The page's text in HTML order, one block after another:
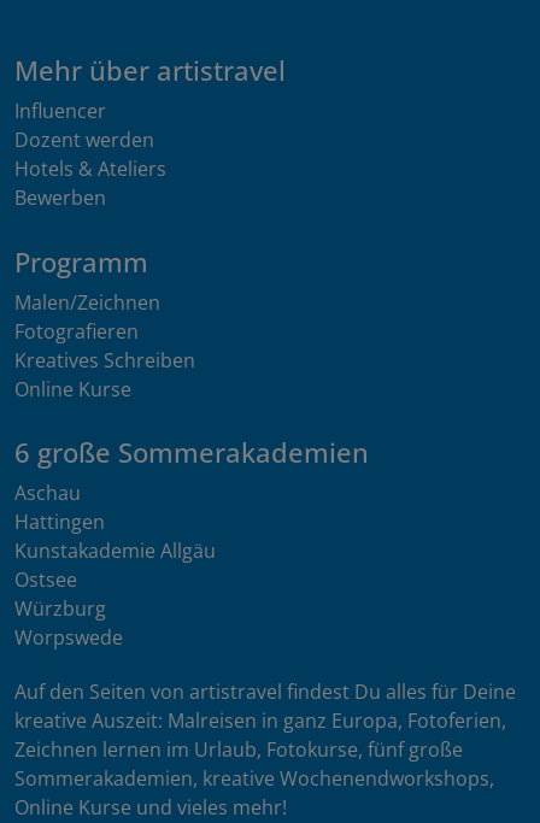
Mehr über artistravel
Influencer
Dozent werden
Hotels & Ateliers
Bewerben
Programm
Malen/Zeichnen
Fotografieren
Kreatives Schreiben
Online Kurse
6 große Sommerakademien
Aschau
Hattingen
Kunstakademie Allgäu
Ostsee
Würzburg
Worpswede
Auf den Seiten von artistravel findest Du alles für Deine
kreative Auszeit: Malreisen in ganz Europa, Fotoferien,
Zeichnen lernen im Urlaub, Fotokurse, fünf große
Sommerakademien, kreative Wochenendworkshops,
Online Kurse und vieles mehr!